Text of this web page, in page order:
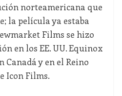
norteamericana que
la película ya estaba
Films se hizo
en los EE. UU. Equinox
y en el Reino
Icon Films.